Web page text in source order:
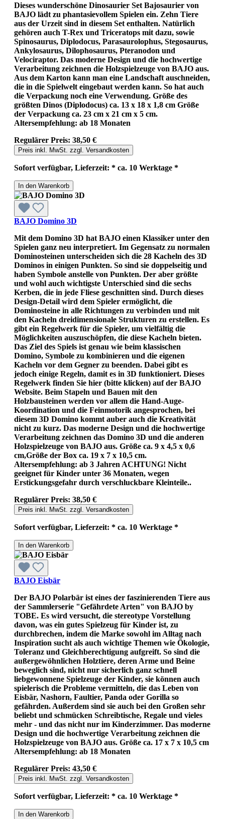
Dieses wunderschöne Dinosaurier Set Bajosaurier von
BAJO lädt zu phantasievollem Spielen ein. Zehn Tiere
aus der Urzeit sind in diesem Set enthalten. Natürlich
gehören auch T-Rex und Triceratops mit dazu, sowie
Spinosaurus, Diplodocus, Parasaurolophus, Stegosaurus,
Ankylosaurus, Dilophosaurus, Pteranodon und
Velociraptor. Das moderne Design und die hochwertige
Verarbeitung zeichnen die Holzspielzeuge von BAJO aus.
Aus dem Karton kann man eine Landschaft auschneiden,
die in die Spielwelt eingebaut werden kann. So hat auch
die Verpackung noch eine Verwendung. Größe des
größten Dinos (Diplodocus) ca. 13 x 18 x 1,8 cm Größe
der Verpackung ca. 23 cm x 21 cm x 5 cm.
Altersempfehlung: ab 18 Monaten
Regulärer Preis: 38,50 €
Preis inkl. MwSt. zzgl. Versandkosten
Sofort verfügbar, Lieferzeit: * ca. 10 Werktage *
In den Warenkorb
BAJO Domino 3D
Mit dem Domino 3D hat BAJO einen Klassiker unter den
Spielen ganz neu interpretiert. Im Gegensatz zu normalen
Dominosteinen unterscheiden sich die 28 Kacheln des 3D
Dominos in einigen Punkten. So sind sie doppelseitig und
haben Symbole anstelle von Punkten. Der aber größte
und wohl auch wichtigste Unterschied sind die sechs
Kerben, die in jede Fliese geschnitten sind. Durch dieses
Design-Detail wird dem Spieler ermöglicht, die
Dominosteine in alle Richtungen zu verbinden und mit
den Kacheln dreidimensionale Strukturen zu erstellen. Es
gibt ein Regelwerk für die Spieler, um vielfältig die
Möglichkeiten auszuschöpfen, die diese Kacheln bieten.
Das Ziel des Spiels ist genau wie beim klassischen
Domino, Symbole zu kombinieren und die eigenen
Kacheln vor dem Gegner zu beenden. Dabei gibt es
jedoch einige Regeln, damit es in 3D funktioniert. Dieses
Regelwerk finden Sie hier (bitte klicken) auf der BAJO
Website. Beim Stapeln und Bauen mit den
Holzbausteinen werden vor allem die Hand-Auge-
Koordination und die Feinmotorik angesprochen, bei
diesem 3D Domino kommt auber auch die Kreativität
nicht zu kurz. Das moderne Design und die hochwertige
Verarbeitung zeichnen das Domino 3D und die anderen
Holzspielzeuge von BAJO aus. Größe ca. 9 x 4,5 x 0,6
cm,Größe der Box ca. 19 x 7 x 10,5 cm.
Altersempfehlung: ab 3 Jahren ACHTUNG! Nicht
geeignet für Kinder unter 36 Monaten, wegen
Erstickungsgefahr durch verschluckbare Kleinteile..
Regulärer Preis: 38,50 €
Preis inkl. MwSt. zzgl. Versandkosten
Sofort verfügbar, Lieferzeit: * ca. 10 Werktage *
In den Warenkorb
BAJO Eisbär
Der BAJO Polarbär ist eines der faszinierenden Tiere aus
der Sammlerserie "Gefährdete Arten" von BAJO by
TOBE. Es wird versucht, die stereotype Vorstellung
davon, was ein gutes Spielzeug für Kinder ist, zu
durchbrechen, indem die Marke sowohl im Alltag nach
Inspiration sucht als auch wichtige Themen wie Ökologie,
Toleranz und Gleichberechtigung aufgreift. So sind die
außergewöhnlichen Holztiere, deren Arme und Beine
beweglich sind, nicht nur sicherlich ganz schnell
liebgewonnene Spielzeuge der Kinder, sie können auch
spielerisch die Probleme vermitteln, die das Leben von
Eisbär, Nashorn, Faultier, Panda oder Gorilla so
gefährden. Außerdem sind sie auch bei den Großen sehr
beliebt und schmücken Schreibtische, Regale und vieles
mehr - und das nicht nur im Kinderzimmer. Das moderne
Design und die hochwertige Verarbeitung zeichnen die
Holzspielzeuge von BAJO aus. Größe ca. 17 x 7 x 10,5 cm
Altersempfehlung: ab 18 Monaten
Regulärer Preis: 43,50 €
Preis inkl. MwSt. zzgl. Versandkosten
Sofort verfügbar, Lieferzeit: * ca. 10 Werktage *
In den Warenkorb